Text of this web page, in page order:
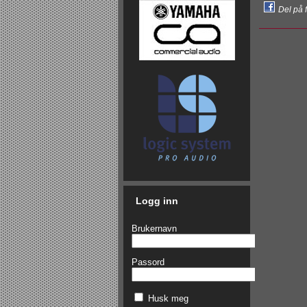
Logg inn
Brukernavn
Passord
Husk meg
Del på